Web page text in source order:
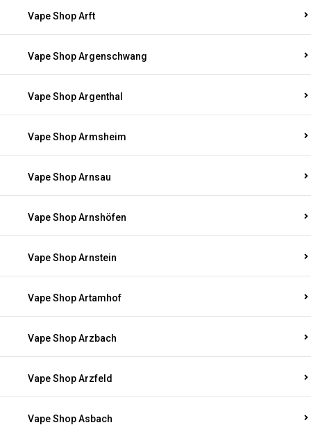
Vape Shop Arft
Vape Shop Argenschwang
Vape Shop Argenthal
Vape Shop Armsheim
Vape Shop Arnsau
Vape Shop Arnshöfen
Vape Shop Arnstein
Vape Shop Artamhof
Vape Shop Arzbach
Vape Shop Arzfeld
Vape Shop Asbach